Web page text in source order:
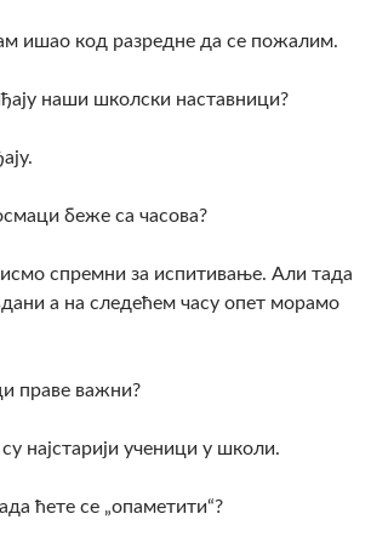
ишао код разредне да се пожалим.
наши школски наставници?
беже са часова?
спремни за испитивање. Али тада
а на следећем часу опет морамо
праве важни?
најстарији ученици у школи.
ћете се „опаметити“?